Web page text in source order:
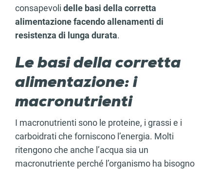
consapevoli delle basi della corretta
alimentazione facendo allenamenti di
resistenza di lunga durata.
Le basi della corretta
alimentazione: i
macronutrienti
I macronutrienti sono le proteine, i grassi e i
carboidrati che forniscono l’energia. Molti
ritengono che anche l’acqua sia un
macronutriente perché l’organismo ha bisogno